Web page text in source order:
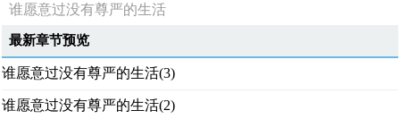
谁愿意过没有尊严的生活
最新章节预览
谁愿意过没有尊严的生活(3)
谁愿意过没有尊严的生活(2)